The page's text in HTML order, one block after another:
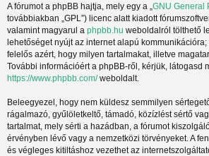
A fórumot a phpBB hajtja, mely egy a „ GNU General
továbbiakban „GPL”) licenc alatt kiadott
valamint magyarul a phpbb.hu weboldalról tölthető
lehetőséget nyújt az internet alapú
felelős azért, hogy milyen tartalmakat, illetve
További információért a phpBB-ről, kérjük, látogasd
https://www.phpbb.com/weboldalt.
Beleegyezel, hogy nem küldesz semmilyen
rágalmazó, gyűlöletkeltő, támadó, közízlést sértő
tartalmat, mely sérti a hazádban, a fórumot
érvényben lévő vagy a nemzetközi törvényeket. A
és végleges kitiltáshoz vezethet az